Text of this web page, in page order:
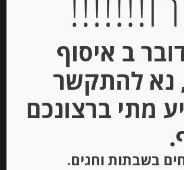
גבינה מותכת עם אגוזים “רמבול” 28%
ב איסוף
נא להתקשר
מתי ברצונכם
בשבתות וחגים.